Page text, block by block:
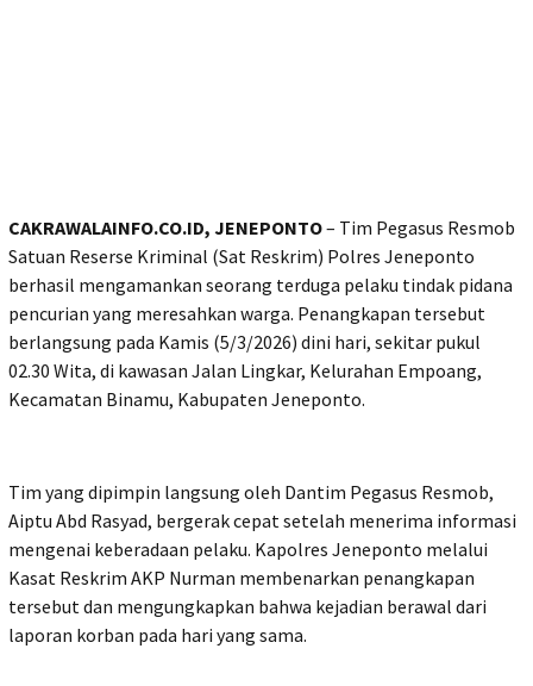
CAKRAWALAINFO.CO.ID, JENEPONTO– Tim Pegasus Resmob
Satuan Reserse Kriminal (Sat Reskrim) Polres Jeneponto
berhasil mengamankan seorang terduga pelaku tindak pidana
pencurian yang meresahkan warga. Penangkapan tersebut
berlangsung pada Kamis (5/3/2026) dini hari, sekitar pukul
02.30 Wita, di kawasan Jalan Lingkar, Kelurahan Empoang,
Kecamatan Binamu, Kabupaten Jeneponto.
Tim yang dipimpin langsung oleh Dantim Pegasus Resmob,
Aiptu Abd Rasyad, bergerak cepat setelah menerima informasi
mengenai keberadaan pelaku. Kapolres Jeneponto melalui
Kasat Reskrim AKP Nurman membenarkan penangkapan
tersebut dan mengungkapkan bahwa kejadian berawal dari
laporan korban pada hari yang sama.